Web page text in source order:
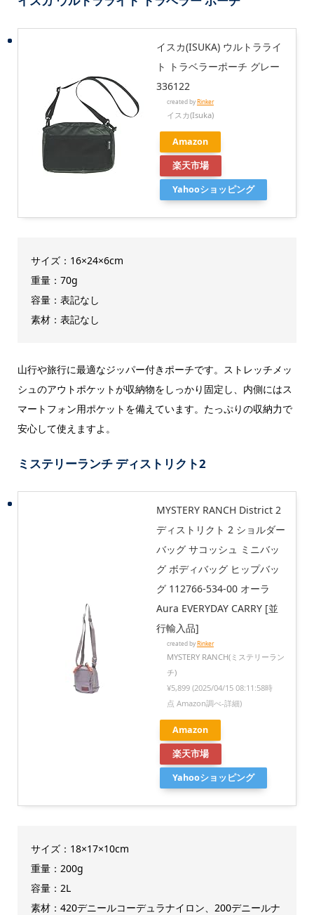
イスカ(ISUKA) ウルトラライ
ト トラベラーポーチ グレー
336122
created byRinker
イスカ(Isuka)
Amazon
楽天市場
Yahooショッピング
サイズ：16×24×6cm
重量：70g
容量：表記なし
素材：表記なし
山行や旅行に最適なジッパー付きポーチです。ストレッチメッ
シュのアウトポケットが収納物をしっかり固定し、内側にはス
マートフォン用ポケットを備えています。たっぷりの収納力で
安心して使えますよ。
ミステリーランチ ディストリクト2
MYSTERY RANCH District 2
ディストリクト 2 ショルダー
バッグ サコッシュ ミニバッ
グ ボディバッグ ヒップバッ
グ 112766-534-00 オーラ
Aura EVERYDAY CARRY [並
行輸入品]
created byRinker
MYSTERY RANCH(ミステリーラン
チ)
¥5,899 (2025/04/15 08:11:58時
点 Amazon調べ-詳細)
Amazon
楽天市場
Yahooショッピング
サイズ：18×17×10cm
重量：200g
容量：2L
素材：420デニールコーデュラナイロン、200デニールナ